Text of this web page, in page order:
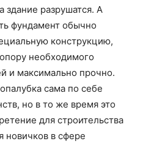
здание разрушатся. А
фундамент обычно
конструкцию,
необходимого
и максимально прочно.
сама по себе
но в то же время это
для строительства
новичков в сфере